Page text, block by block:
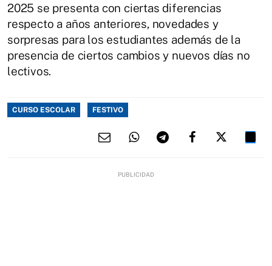
2025 se presenta con ciertas diferencias
respecto a años anteriores, novedades y
sorpresas para los estudiantes además de la
presencia de ciertos cambios y nuevos días no
lectivos.
CURSO ESCOLAR FESTIVO